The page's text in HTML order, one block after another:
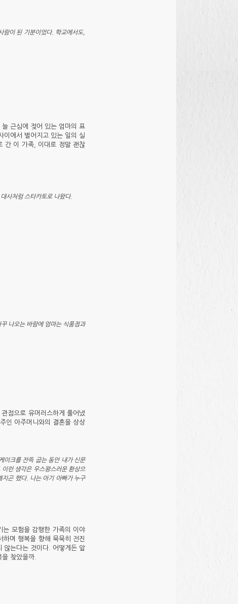
람이 된 기분이었다. 학교에서도,
근심에 젖어 있는 엄마의 표
이에서 벌어지고 있는 일의 실
간 이 가족, 이대로 정말 괜찮
사처럼 스타카토로 나왔다.
나오는 바람에 엄마는 식품점과
점으로 유머러스하게 풀어냈
인 아주머니와의 결혼을 상상
이크를 잔뜩 굽는 동안 내가 신문
런 생각은 우스꽝스러운 환상으
곤 했다. 나는 아기 아빠가 누구
는 모험을 감행한 가족의 이야
하며 행복을 향해 묵묵히 전진
않는다는 것이다. 어떻게든 앞
찾았을까.